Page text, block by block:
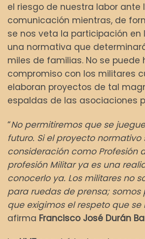
el riesgo de nuestra labor ante
comunicación mientras, de
se nos veta la participación en
una normativa que
miles de familias. No se puede
compromiso con los militares
elaboran proyectos de tal
espaldas de las asociaciones
“No permitiremos que se
futuro. Si el proyecto normativo
consideración como Profesión
profesión Militar ya es una
conocerlo ya. Los militares no
para ruedas de prensa; somos
que exigimos el respeto que se
afirma Francisco José Durán